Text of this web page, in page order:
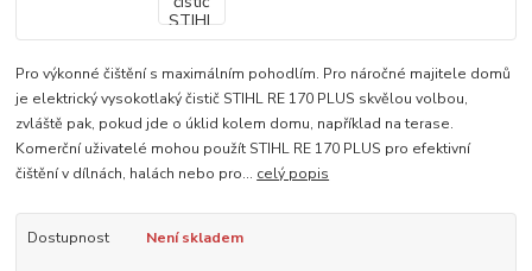
Pro výkonné čištění s maximálním pohodlím. Pro náročné majitele domů
je elektrický vysokotlaký čistič STIHL RE 170 PLUS skvělou volbou,
zvláště pak, pokud jde o úklid kolem domu, například na terase.
Komerční uživatelé mohou použít STIHL RE 170 PLUS pro efektivní
čištění v dílnách, halách nebo pro... celý popis
Dostupnost Není skladem